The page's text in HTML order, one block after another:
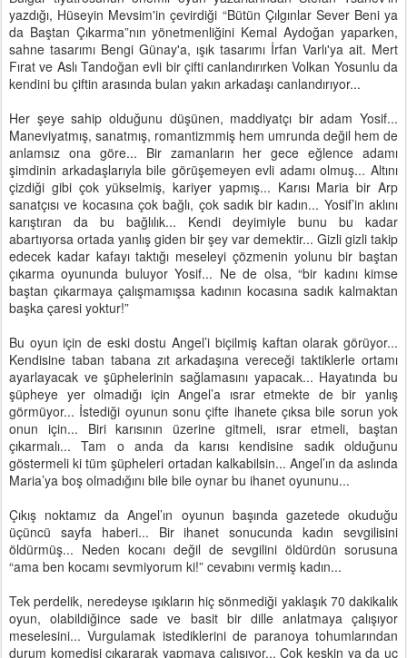
yazdığı, Hüseyin Mevsim'in çevirdiği “Bütün Çılgınlar Sever Beni ya
da Baştan Çıkarma”nın yönetmenliğini Kemal Aydoğan yaparken,
sahne tasarımı Bengi Günay'a, ışık tasarımı İrfan Varlı'ya ait. Mert
Fırat ve Aslı Tandoğan evli bir çifti canlandırırken Volkan Yosunlu da
kendini bu çiftin arasında bulan yakın arkadaşı canlandırıyor...
Her şeye sahip olduğunu düşünen, maddiyatçı bir adam Yosif...
Maneviyatmış, sanatmış, romantizmmiş hem umrunda değil hem de
anlamsız ona göre... Bir zamanların her gece eğlence adamı
şimdinin arkadaşlarıyla bile görüşemeyen evli adamı olmuş... Altını
çizdiği gibi çok yükselmiş, kariyer yapmış... Karısı Maria bir Arp
sanatçısı ve kocasına çok bağlı, çok sadık bir kadın... Yosif’in aklını
karıştıran da bu bağlılık... Kendi deyimiyle bunu bu kadar
abartıyorsa ortada yanlış giden bir şey var demektir... Gizli gizli takip
edecek kadar kafayı taktığı meseleyi çözmenin yolunu bir baştan
çıkarma oyununda buluyor Yosif... Ne de olsa, “bir kadını kimse
baştan çıkarmaya çalışmamışsa kadının kocasına sadık kalmaktan
başka çaresi yoktur!”
Bu oyun için de eski dostu Angel’i biçilmiş kaftan olarak görüyor...
Kendisine taban tabana zıt arkadaşına vereceği taktiklerle ortamı
ayarlayacak ve şüphelerinin sağlamasını yapacak... Hayatında bu
şüpheye yer olmadığı için Angel’a ısrar etmekte de bir yanlış
görmüyor... İstediği oyunun sonu çifte ihanete çıksa bile sorun yok
onun için... Biri karısının üzerine gitmeli, ısrar etmeli, baştan
çıkarmalı... Tam o anda da karısı kendisine sadık olduğunu
göstermeli ki tüm şüpheleri ortadan kalkabilsin... Angel’ın da aslında
Maria’ya boş olmadığını bile bile oynar bu ihanet oyununu...
Çıkış noktamız da Angel’ın oyunun başında gazetede okuduğu
üçüncü sayfa haberi... Bir ihanet sonucunda kadın sevgilisini
öldürmüş... Neden kocanı değil de sevgilini öldürdün sorusuna
“ama ben kocamı sevmiyorum ki!” cevabını vermiş kadın...
Tek perdelik, neredeyse ışıkların hiç sönmediği yaklaşık 70 dakikalık
oyun, olabildiğince sade ve basit bir dille anlatmaya çalışıyor
meselesini... Vurgulamak istediklerini de paranoya tohumlarından
durum komedisi çıkararak yapmaya çalışıyor... Çok keskin ya da uç